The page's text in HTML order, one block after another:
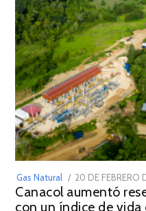
Gas Natural
POSTED
ON
20 DE FEBRERO
Canacol aumentó
con un índice de vida